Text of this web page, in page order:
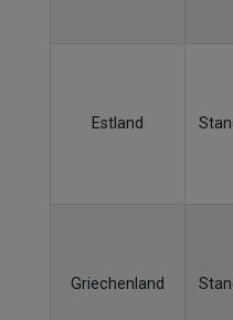
Estland
Griechenland